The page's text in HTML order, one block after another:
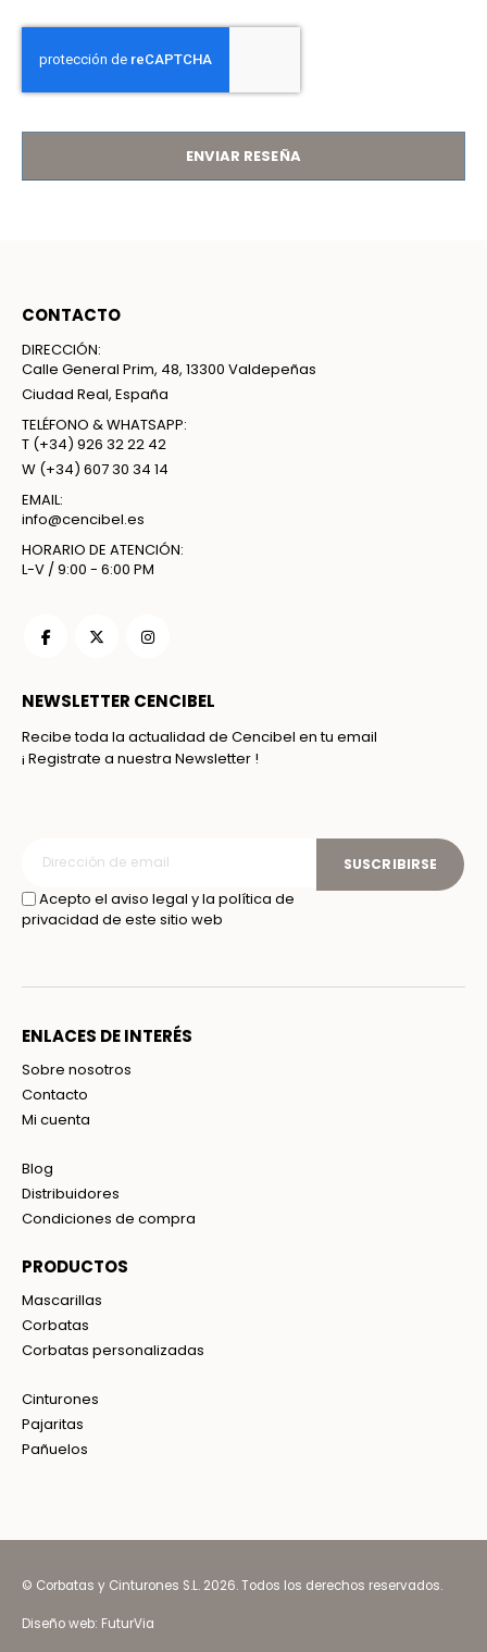
ENVIAR RESEÑA
CONTACTO
DIRECCIÓN:
Calle General Prim, 48, 13300 Valdepeñas
Ciudad Real, España
TELÉFONO & WHATSAPP:
T (+34) 926 32 22 42
W (+34) 607 30 34 14
EMAIL:
info@cencibel.es
HORARIO DE ATENCIÓN:
L-V / 9:00 - 6:00 PM
NEWSLETTER CENCIBEL
Recibe toda la actualidad de Cencibel en tu email
¡ Registrate a nuestra Newsletter !
Acepto el aviso legal y la política de
privacidad de este sitio web
SUSCRIBIRSE
ENLACES DE INTERÉS
Sobre nosotros
Contacto
Mi cuenta
Blog
Distribuidores
Condiciones de compra
PRODUCTOS
Mascarillas
Corbatas
Corbatas personalizadas
Cinturones
Pajaritas
Pañuelos
© Corbatas y Cinturones S.L. 2026. Todos los derechos reservados.
Diseño web: FuturVia